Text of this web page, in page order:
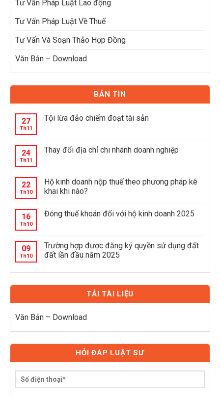
Tư Vấn Pháp Luật Lao động
Tư Vấn Pháp Luật Về Thuế
Tư Vấn Và Soạn Thảo Hợp Đồng
Văn Bản – Download
BẢN TIN
27
Th11
Tội lừa đảo chiếm đoạt tài sản
24
Th11
Thay đổi địa chỉ chi nhánh doanh nghiệp
22
Th10
Hộ kinh doanh nộp thuế theo phương pháp kê
khai khi nào?
16
Th10
Đóng thuế khoán đối với hộ kinh doanh 2025
09
Th10
Trường hợp được đăng ký quyền sử dụng đất
đất lần đầu năm 2025
TẢI TÀI LIỆU
Văn Bản – Download
HỎI ĐÁP LUẬT SƯ